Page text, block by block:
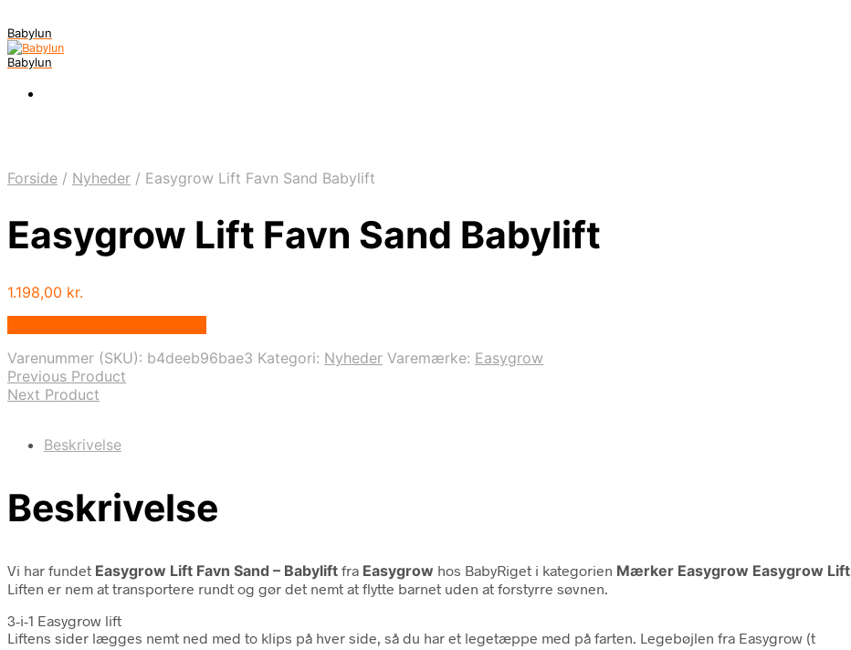
Babylun
Babylun
Forside / Nyheder / Easygrow Lift Favn Sand Babylift
Easygrow Lift Favn Sand Babylift
1.198,00 kr.
Varenummer (SKU): b4deeb96bae3 Kategori: Nyheder Varemærke: Easygrow
Previous Product
Next Product
Beskrivelse
Beskrivelse
Vi har fundet Easygrow Lift Favn Sand – Babylift fra Easygrow hos BabyRiget i kategorien Mærker Easygrow Easygrow Lift
Liften er nem at transportere rundt og gør det nemt at flytte barnet uden at forstyrre søvnen.
3-i-1 Easygrow lift
Liftens sider lægges nemt ned med to klips på hver side, så du har et legetæppe med på farten. Legebøjlen fra Easygrow (t